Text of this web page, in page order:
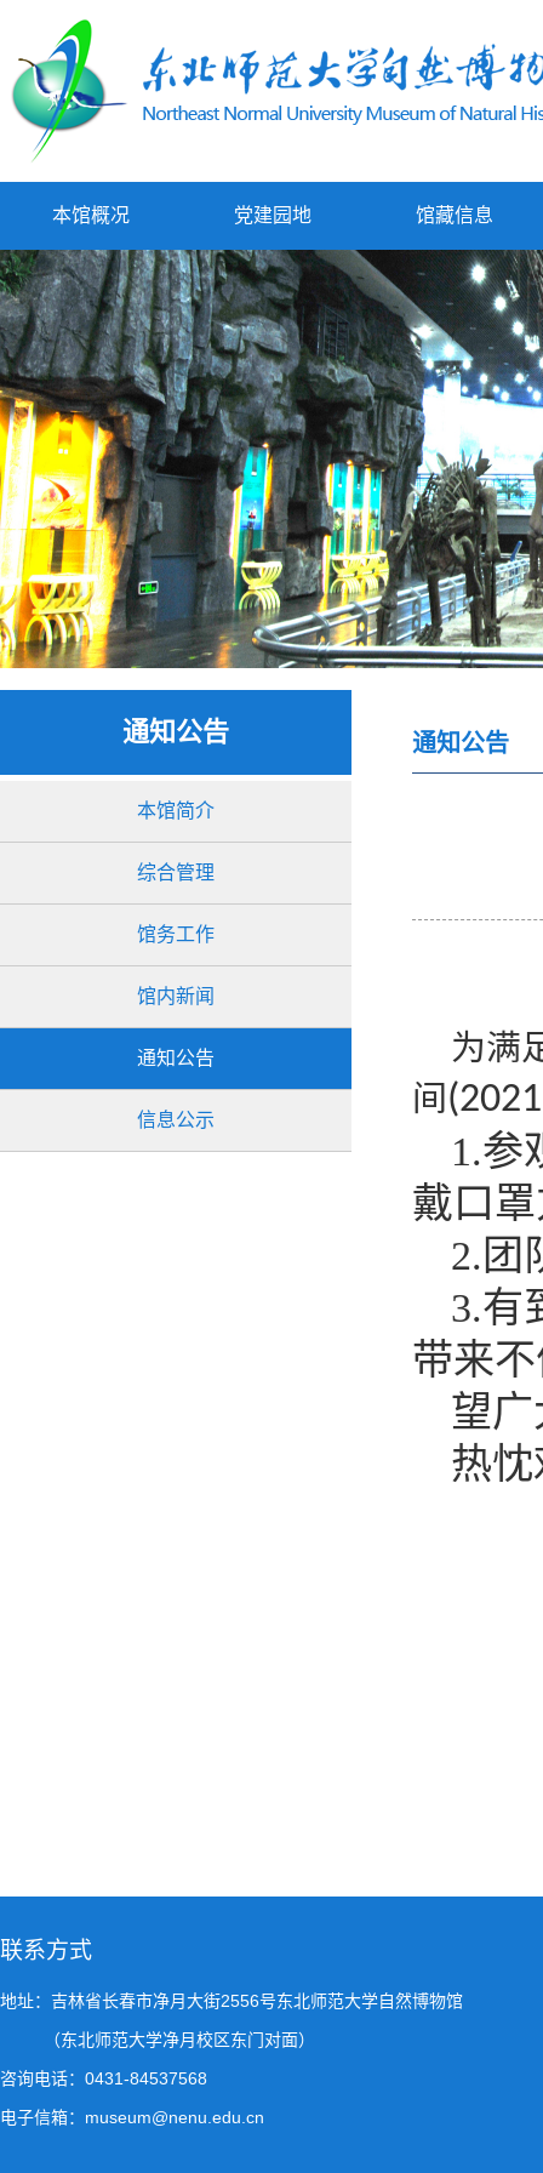
本馆概况 党建园地 馆藏信息
通知公告
本馆简介
综合管理
馆务工作
馆内新闻
通知公告
信息公示
通知公告
为满
间(2021
1.参
戴口
2.团
3.有
带来
望
热
联系方式
地址：吉林省长春市净月大街2556号东北师范大学自然博物馆
（东北师范大学净月校区东门对面）
咨询电话：0431-84537568
电子信箱：museum@nenu.edu.cn